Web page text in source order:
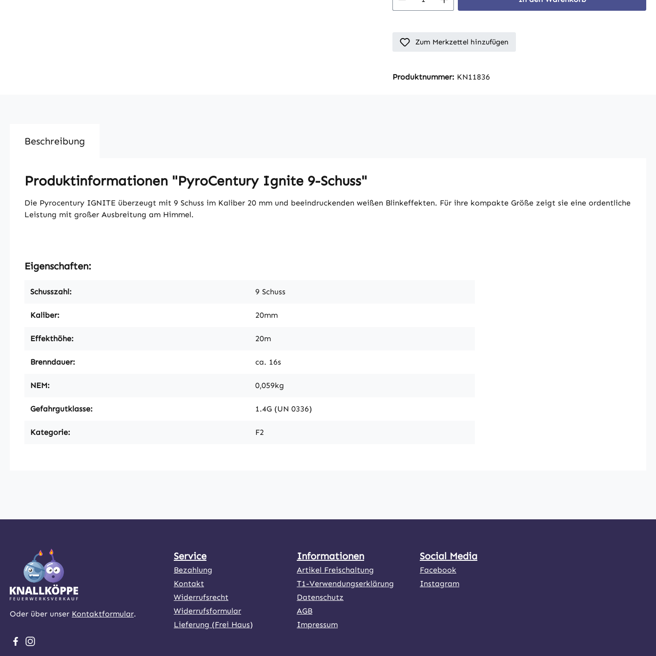
Zum Merkzettel hinzufügen
Produktnummer: KN11836
Beschreibung
Produktinformationen "PyroCentury Ignite 9-Schuss"
Die Pyrocentury IGNITE überzeugt mit 9 Schuss im Kaliber 20 mm und beeindruckenden weißen Blinkeffekten. Für ihre kompakte Größe zeigt sie eine ordentliche
Leistung mit großer Ausbreitung am Himmel.
Eigenschaften:
Schusszahl: 9 Schuss
Kaliber: 20mm
Effekthöhe: 20m
Brenndauer: ca. 16s
NEM: 0,059kg
Gefahrgutklasse: 1.4G (UN 0336)
Kategorie: F2
Oder über unser Kontaktformular.
Besuche uns auf Facebook – öffnet in neuem Tab (externer Link)
Schau auf Instagram vorbei – öffnet in neuem Tab (externer Link)
Service
Bezahlung
Kontakt
Widerrufsrecht
Widerrufsformular
Lieferung (Frei Haus)
Informationen
Artikel Freischaltung
T1-Verwendungserklärung
Datenschutz
AGB
Impressum
Social Media
Facebook
Instagram